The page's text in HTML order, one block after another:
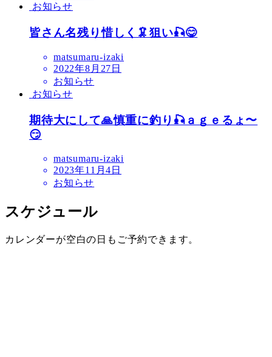
お知らせ
皆さん名残り惜しく🦑狙い🎣😋
matsumaru-izaki
2022年8月27日
お知らせ
お知らせ
期待大にして🙏慎重に釣り🎣ａｇｅるょ〜
😏
matsumaru-izaki
2023年11月4日
お知らせ
スケジュール
カレンダーが空白の日もご予約できます。